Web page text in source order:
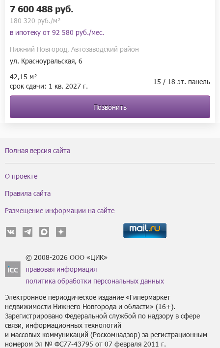
7 600 488 руб.
180 320 руб./м²
в ипотеку от 92 580 руб./мес.
Нижний Новгород, Автозаводский район
ул. Красноуральская, 6
42,15 м²
срок сдачи: 1 кв. 2027 г. 15 / 18 эт. панель
Позвонить
Полная версия сайта
О проекте
Правила сайта
Размещение информации на сайте
© 2008-2026 ООО «ЦИК»
правовая информация
политика обработки персональных данных
Электронное периодическое издание «Гипермаркет
недвижимости Нижнего Новгорода и области» (16+).
Зарегистрировано Федеральной службой по надзору в сфере
связи, информационных технологий
и массовых коммуникаций (Роскомнадзор) за регистрационным
номером Эл № ФС77-43795 от 07 февраля 2011 г.